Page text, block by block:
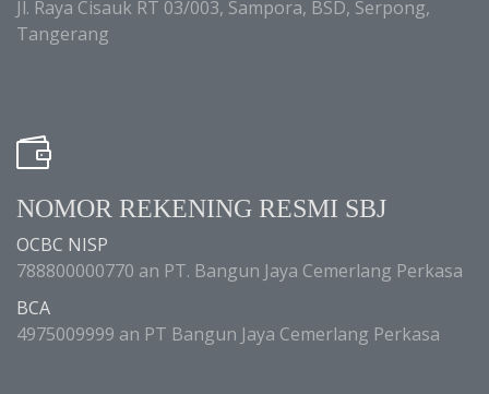
Jl. Raya Cisauk RT 03/003, Sampora, BSD, Serpong,
Tangerang
NOMOR REKENING RESMI SBJ
OCBC NISP
788800000770 an PT. Bangun Jaya Cemerlang Perkasa
BCA
4975009999 an PT Bangun Jaya Cemerlang Perkasa